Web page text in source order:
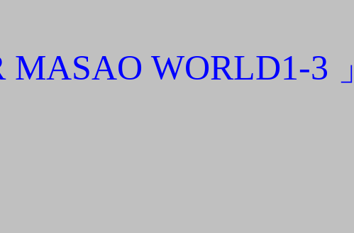
MASAO WORLD1-3 」